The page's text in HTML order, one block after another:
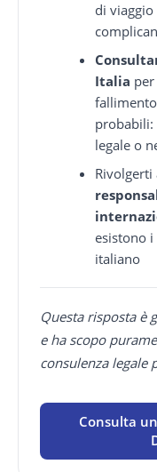
di
Italia
probabili:
legale o
Rivolgerti
esistono
italiano
Questa risposta è
e ha scopo
consulenza legale
Consulta